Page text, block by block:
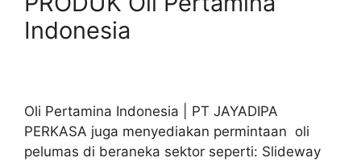
Indonesia
Oli Pertamina Indonesia | PT JAYADIPA
PERKASA juga menyediakan permintaan oli
pelumas di beraneka sektor seperti: Slideway